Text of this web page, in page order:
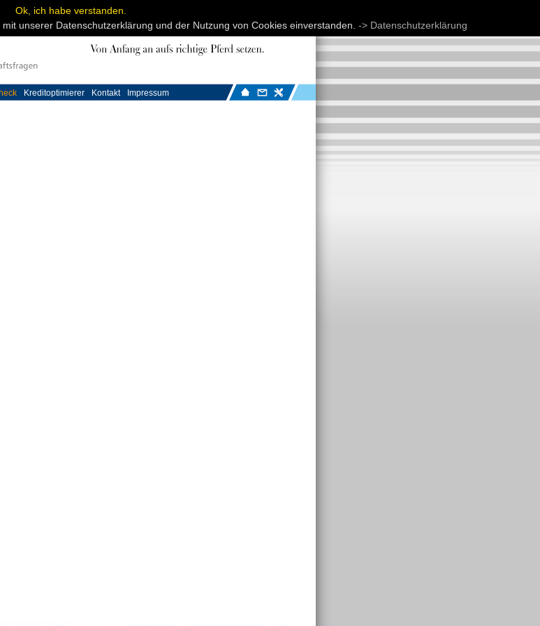
Kreditoptimierer Kontakt Impressum
Ok, ich habe verstanden.
unserer Datenschutzerklärung und der Nutzung von Cookies einverstanden. -> Datenschutzerklärung